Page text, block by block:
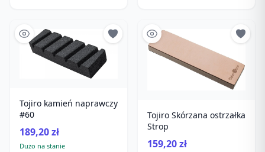
Tojiro kamień naprawczy
#60
189,20 zł
Dużo na stanie
Tojiro Skórzana ostrzałka
Strop
159,20 zł